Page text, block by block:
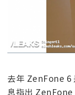
去年 ZenFone 6
息指出 ZenFone